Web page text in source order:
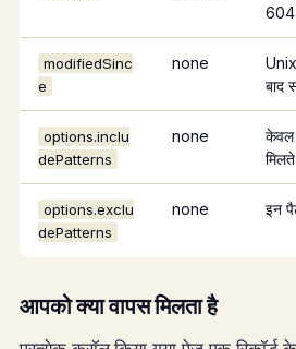
modifiedSinc
e
none
बाद
options.inclu
dePatterns
none
केवल
options.exclu
dePatterns
none इन
आपको क्या वापस मिलता है